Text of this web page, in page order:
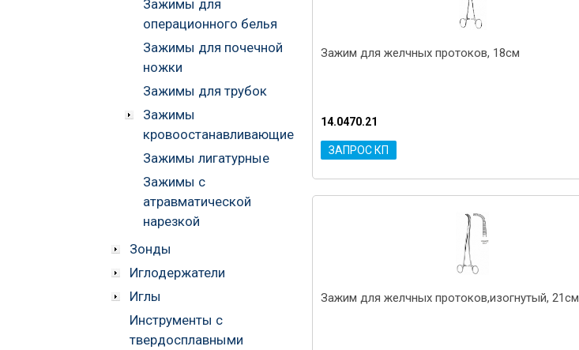
Зажимы для
операционного белья
Зажимы для почечной
ножки
Зажимы для трубок
Зажимы
кровоостанавливающие
Зажимы лигатурные
Зажимы с
атравматической
нарезкой
Зонды
Иглодержатели
Иглы
Инструменты с
твердосплавными
Зажим для желчных протоков, 18см
14.0470.21
ЗАПРОС КП
Зажим для желчных протоков,изогнутый, 21см